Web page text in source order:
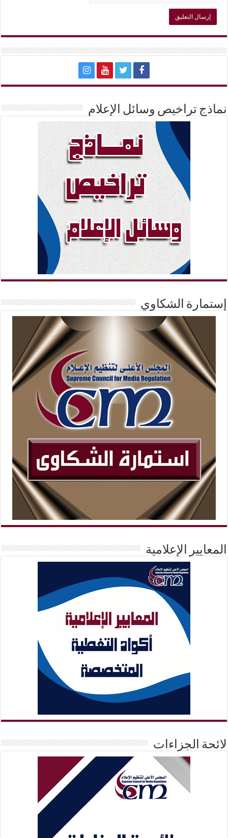
نماذج تراخيص وسائل الإعلام
إستمارة الشكاوي
المعايير الإعلامية
لائحة الجزاءات